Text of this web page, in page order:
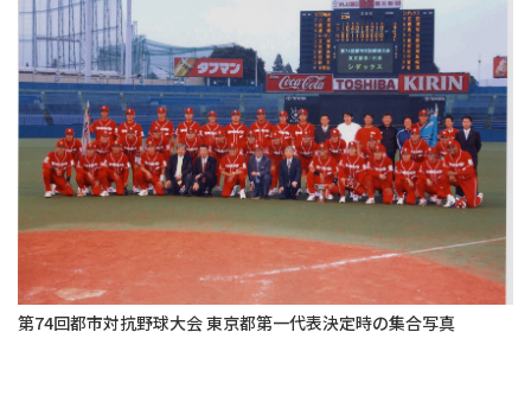
第74回都市対抗野球大会 東京都第一代表決定時の集合写真